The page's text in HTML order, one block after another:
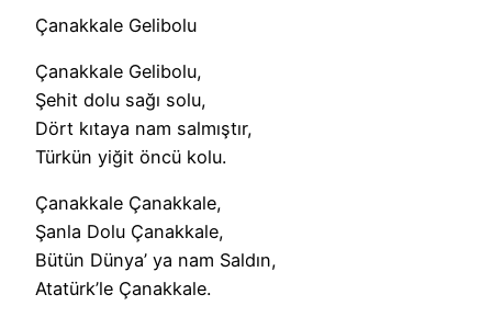
Çanakkale Gelibolu
Çanakkale Gelibolu,
Şehit dolu sağı solu,
Dört kıtaya nam salmıştır,
Türkün yiğit öncü kolu.
Çanakkale Çanakkale,
Şanla Dolu Çanakkale,
Bütün Dünya’ ya nam Saldın,
Atatürk’le Çanakkale.